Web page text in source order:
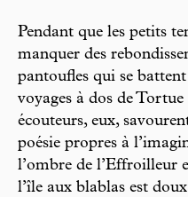
Pendant que les petits
manquer des
pantoufles qui se
voyages à dos de
écouteurs, eux,
poésie propres à
l’ombre de l’Effroilleur
l’île aux blablas est